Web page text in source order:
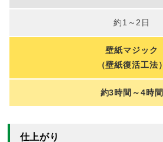
約1～2日
壁紙マジック
（壁紙復活工法）
約3時間～4時間
仕上がり